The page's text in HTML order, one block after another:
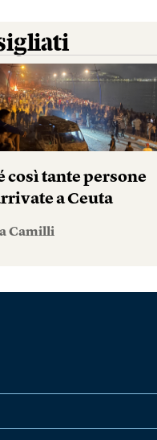
così tante persone
a Ceuta
Camilli